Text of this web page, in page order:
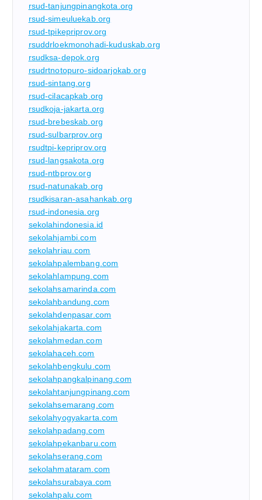
rsud-tanjungpinangkota.org
rsud-simeuluekab.org
rsud-tpikepriprov.org
rsuddrloekmonohadi-kuduskab.org
rsudksa-depok.org
rsudrtnotopuro-sidoarjokab.org
rsud-sintang.org
rsud-cilacapkab.org
rsudkoja-jakarta.org
rsud-brebeskab.org
rsud-sulbarprov.org
rsudtpi-kepriprov.org
rsud-langsakota.org
rsud-ntbprov.org
rsud-natunakab.org
rsudkisaran-asahankab.org
rsud-indonesia.org
sekolahindonesia.id
sekolahjambi.com
sekolahriau.com
sekolahpalembang.com
sekolahlampung.com
sekolahsamarinda.com
sekolahbandung.com
sekolahdenpasar.com
sekolahjakarta.com
sekolahmedan.com
sekolahaceh.com
sekolahbengkulu.com
sekolahpangkalpinang.com
sekolahtanjungpinang.com
sekolahsemarang.com
sekolahyogyakarta.com
sekolahpadang.com
sekolahpekanbaru.com
sekolahserang.com
sekolahmataram.com
sekolahsurabaya.com
sekolahpalu.com